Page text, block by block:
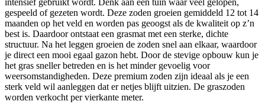
gespeeld of gezeten wordt. Deze zoden groeien gemiddeld 12 tot 14
maanden op het veld en worden pas geoogst als de kwaliteit op z’n
best is. Daardoor ontstaat een grasmat met een sterke, dichte
structuur. Na het leggen groeien de zoden snel aan elkaar, waardoor
je direct een mooi egaal gazon hebt. Door de stevige opbouw kun je
het gras sneller betreden en is het minder gevoelig voor
weersomstandigheden. Deze premium zoden zijn ideaal als je een
sterk veld wil aanleggen dat er netjes blijft uitzien. De graszoden
worden verkocht per vierkante meter.